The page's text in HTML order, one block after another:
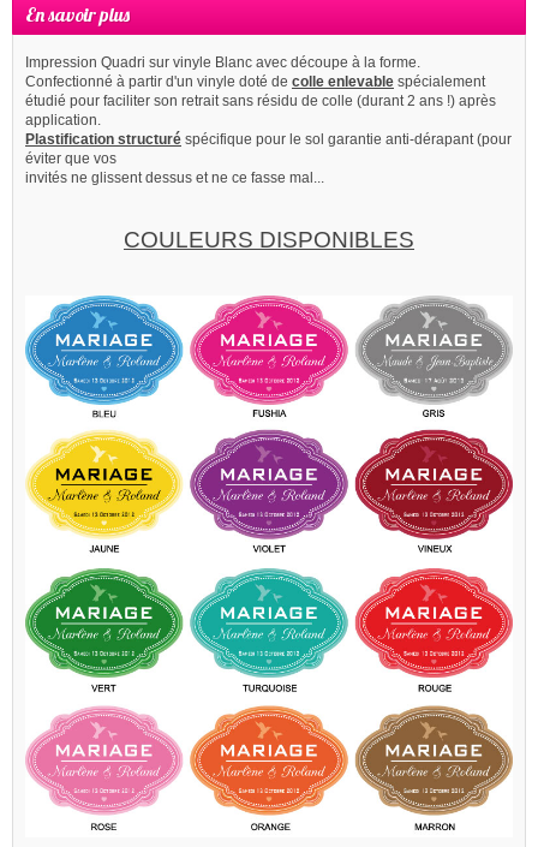
En savoir plus
Impression Quadri sur vinyle Blanc avec découpe à la forme.
Confectionné à partir d'un vinyle doté de colle enlevable spécialement
étudié pour faciliter son retrait sans résidu de colle (durant 2 ans !) après
application.
Plastification structuré spécifique pour le sol garantie anti-dérapant (pour
éviter que vos
invités ne glissent dessus et ne ce fasse mal...
COULEURS DISPONIBLES